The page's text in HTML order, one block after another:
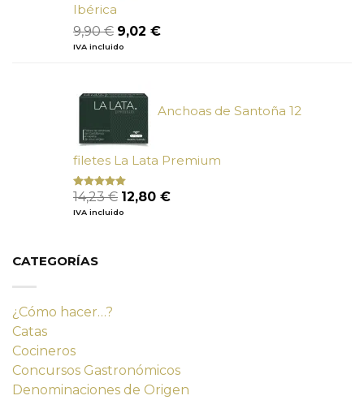
Ibérica
9,90€ El
precio
9,90 €.
9,02 €El
IVA incluido
Anchoas de Santoña 12
filetes La Lata Premium
Valorado
con
de 5
14,23€ El
precio
12,80 €El
IVA incluido
CATEGORÍAS
¿Cómo hacer…?
Catas
Cocineros
Concursos Gastronómicos
Denominaciones de Origen